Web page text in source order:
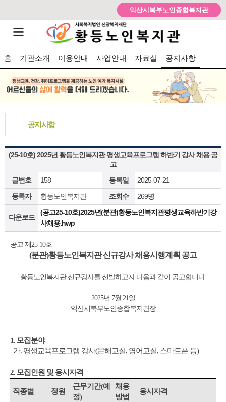
익산시북부노인종합복지관
홈 기관소개 이용안내 사업안내 자료실 공지사항
공지사항
(25-10호) 2025년 황등노인복지관 평생교육프로그램 하반기 강사 채용 공
고
글번호
158 등록일
2025-07-21
등록자
황등노인복지관 조회수 269명
다운로드
(공고25-10호)2025년(분관)황등노인복지관평생교육하반기강
사채용.hwp
공고 제 25-10호
(분관)황등노인복지관 신규강사 채용시행계획 공고
황등노인복지관 신규강사를 선발하고자 다음과 같이 공고합니다.
2025년 7월 21일
익산시북부노인종합복지관장
1. 모집분야
가. 평생교육프로그램 강사(문해교실, 영어교실, 스마트폰 등)
2. 모집인원 및 응시자격
직종별 정원
근무기간(예
정)
채용
방법
응시자격